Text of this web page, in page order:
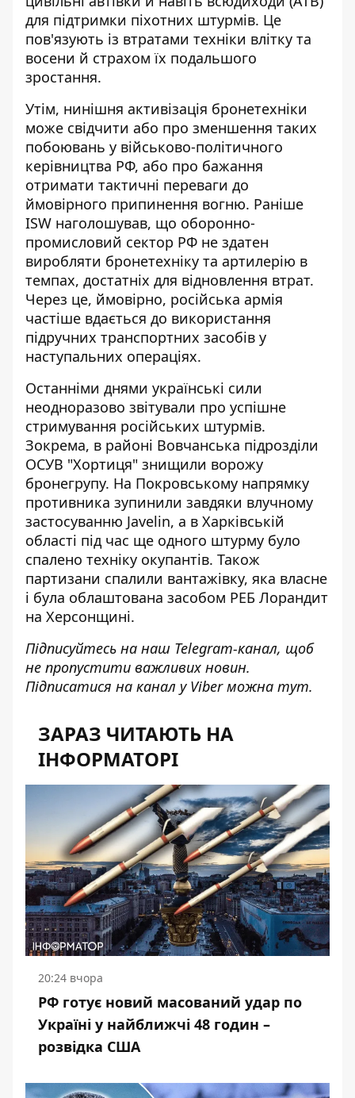
для підтримки піхотних штурмів. Це
пов'язують із втратами техніки влітку та
восени й страхом їх подальшого
зростання.
Утім, нинішня активізація бронетехніки
може свідчити або про зменшення таких
побоювань у військово-політичного
керівництва РФ, або про бажання
отримати тактичні переваги до
ймовірного припинення вогню. Раніше
ISW наголошував, що оборонно-
промисловий сектор РФ не здатен
виробляти бронетехніку та артилерію в
темпах, достатніх для відновлення втрат.
Через це, ймовірно, російська армія
частіше вдається до використання
підручних транспортних засобів у
наступальних операціях.
Останніми днями українські сили
неодноразово звітували про успішне
стримування російських штурмів.
Зокрема, в районі Вовчанська підрозділи
ОСУВ "Хортиця" знищили ворожу
бронегрупу. На Покровському напрямку
противника зупинили завдяки влучному
застосуванню Javelin, а в Харківській
області під час ще одного штурму було
спалено техніку окупантів. Також
партизани спалили вантажівку, яка власне
і була облаштована засобом РЕБ Лорандит
на Херсонщині.
Підписуйтесь на наш Telegram-канал, щоб
не пропустити важливих новин.
Підписатися на канал у Viber можна тут.
ЗАРАЗ ЧИТАЮТЬ НА
ІНФОРМАТОРІ
20:24 вчора
РФ готує новий масований удар по
Україні у найближчі 48 годин –
розвідка США